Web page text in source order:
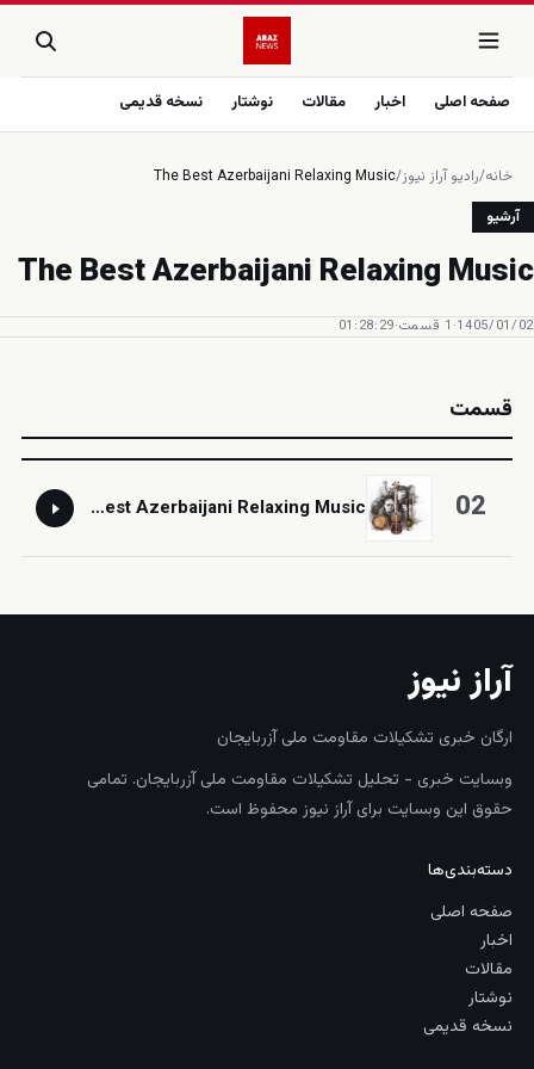
صفحه اصلی اخبار مقالات نوشتار نسخه قدیمی
خانه/رادیو آراز نیوز/
The Best Azerbaijani Relaxing Music
آرشیو
The Best Azerbaijani Relaxing Music
1405/01/02
· 1 قسمت ·
01:28:29
قسمت
02
The Best Azerbaijani Relaxing Music
آراز نیوز
ارگان خبری تشکیلات مقاومت ملی آزربایجان
وبسایت خبری - تحلیل تشکیلات مقاومت ملی آزربایجان. تمامی
حقوق این وبسایت برای آراز نیوز محفوظ است.
دسته‌بندی‌ها
صفحه اصلی
اخبار
مقالات
نوشتار
نسخه قدیمی